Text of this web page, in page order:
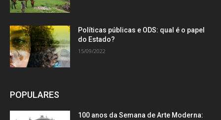
Políticas públicas e ODS: qual é o papel
do Estado?
15/09/2022
POPULARES
100 anos da Semana de Arte Moderna: